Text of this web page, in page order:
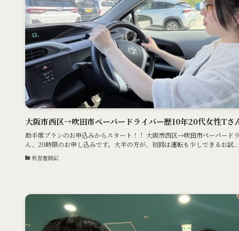
大阪市西区→吹田市ペーパードライバー歴10年20代女性Tさ
助手席プランのお申込みからスタート！！ 大阪市西区→吹田市ペーパード
ん、20時限のお申し込みです。大半の方が、初回は運転も少しできるお試...
教習奮闘記